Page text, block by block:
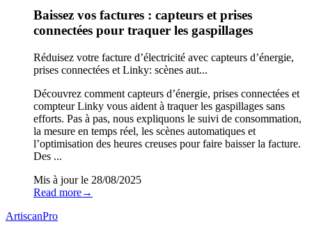
Baissez vos factures : capteurs et prises
connectées pour traquer les gaspillages
Réduisez votre facture d’électricité avec capteurs d’énergie,
prises connectées et Linky: scènes aut...
Découvrez comment capteurs d’énergie, prises connectées et
compteur Linky vous aident à traquer les gaspillages sans
efforts. Pas à pas, nous expliquons le suivi de consommation,
la mesure en temps réel, les scènes automatiques et
l’optimisation des heures creuses pour faire baisser la facture.
Des ...
Mis à jour le 28/08/2025
Read more→
ArtiscanPro